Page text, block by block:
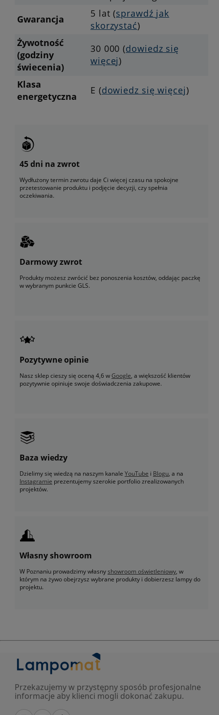
Gwarancja
5 lat (sprawdź jak
skorzystać)
Żywotność
(godziny
świecenia)
30 000 (dowiedz się
więcej)
Klasa
energetyczna
E (dowiedz się więcej)
45 dni na zwrot
Wydłużony termin zwrotu daje Ci więcej czasu na spokojne
przetestowanie produktu i podjęcie decyzji, czy spełnia
oczekiwania.
Darmowy zwrot
Produkty możesz zwrócić bez ponoszenia kosztów, oddając paczkę
w wybranym punkcie GLS.
Pozytywne opinie
Nasz sklep cieszy się oceną 4,6 wGoogle, a większość klientów
pozytywnie opiniuje swoje doświadczenia zakupowe.
Baza wiedzy
Dzielimy się wiedzą na naszym kanale YouTube i Blogu, a na
Instagramie prezentujemy szerokie portfolio zrealizowanych
projektów.
Własny showroom
W Poznaniu prowadzimy własnyshowroom oświetleniowy, w
którym na żywo obejrzysz wybrane produkty i dobierzesz lampy do
projektu.
Przekazujemy w przystępny sposób profesjonalne
informacje aby klienci mogli dokonać zakupu.